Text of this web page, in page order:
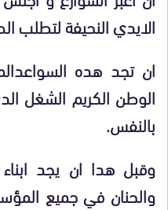
الايدي النحيفة لتطلب
ان تجد هده
الوطن الكريم الشغل
بالنفس.
وقبل هدا ان يجد
والحنان في جميع